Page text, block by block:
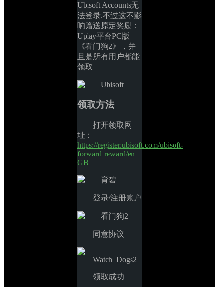
Ubisoft Accounts无
法登录.不过这不影
响赠送原定奖励：
Uplay平台PC版
《看门狗2》，并
且是所有用户都能
领取
领取方法
打开领取网
址：
https://register.ubisoft.com/ubisoft-
forward-reward/en-
GB
登录/注册账户
同意协议
领取成功